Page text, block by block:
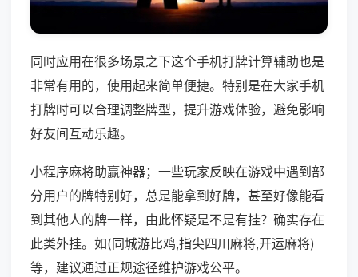
同时应用在很多场景之下这个手机打牌计算辅助也是
非常有用的，使用起来简单便捷。特别是在大家手机
打牌时可以合理调整牌型，提升游戏体验，避免影响
好友间互动乐趣。
小程序麻将助赢神器；一些玩家反映在游戏中遇到部
分用户的牌特别好，总是能拿到好牌，甚至好像能看
到其他人的牌一样，由此怀疑是不是有挂？确实存在
此类外挂。如(同城游比鸡,指尖四川麻将,开运麻将)
等，建议通过正规途径维护游戏公平。